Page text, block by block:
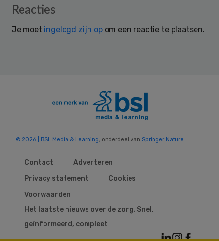
Reader
Reacties
Je moet ingelogd zijn op om een reactie te plaatsen.
© 2026 | BSL Media & Learning, onderdeel van Springer Nature
Contact
Adverteren
Privacy statement
Cookies
Voorwaarden
Het laatste nieuws over de zorg. Snel,
geïnformeerd, compleet